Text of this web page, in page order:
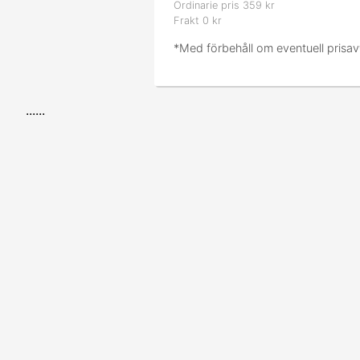
Ordinarie pris 359 kr
Frakt 0 kr
*Med förbehåll om eventuell
......